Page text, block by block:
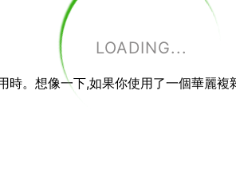
LOADING...
。想像一下,如果你使用了一個華麗